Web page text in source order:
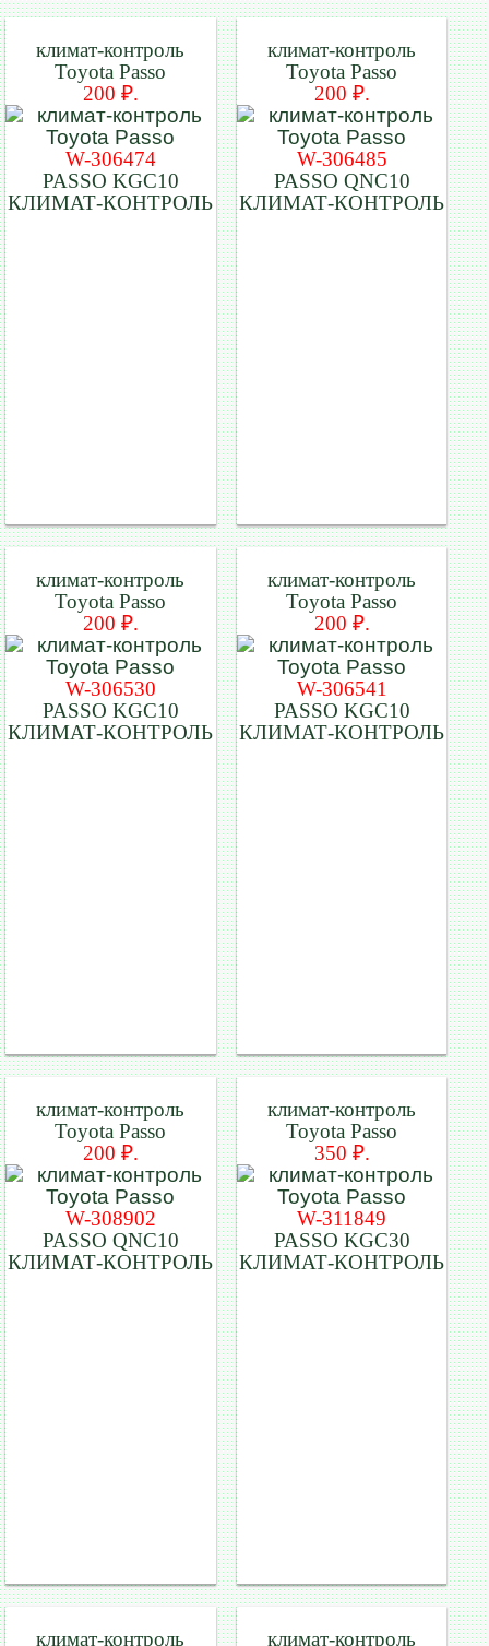
климат-контроль
Toyota Passo
200 ₽.
W-306474
PASSO KGC10
КЛИМАТ-КОНТРОЛЬ
климат-контроль
Toyota Passo
200 ₽.
W-306485
PASSO QNC10
КЛИМАТ-КОНТРОЛЬ
климат-контроль
Toyota Passo
200 ₽.
W-306530
PASSO KGC10
КЛИМАТ-КОНТРОЛЬ
климат-контроль
Toyota Passo
200 ₽.
W-306541
PASSO KGC10
КЛИМАТ-КОНТРОЛЬ
климат-контроль
Toyota Passo
200 ₽.
W-308902
PASSO QNC10
КЛИМАТ-КОНТРОЛЬ
климат-контроль
Toyota Passo
350 ₽.
W-311849
PASSO KGC30
КЛИМАТ-КОНТРОЛЬ
климат-контроль климат-контроль